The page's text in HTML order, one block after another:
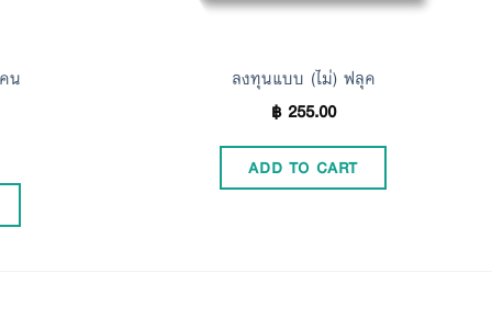
น
ลงทุนแบบ (ไม่) ฟลุค
฿255.00
ADD TO CART